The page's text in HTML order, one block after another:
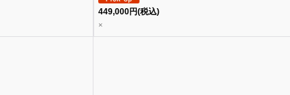
449,000円(税込)
×